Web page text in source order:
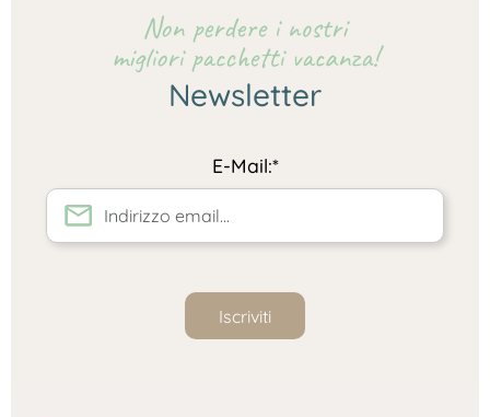
Non perdere i nostri
migliori pacchetti vacanza!
Newsletter
E-Mail:*
Iscriviti